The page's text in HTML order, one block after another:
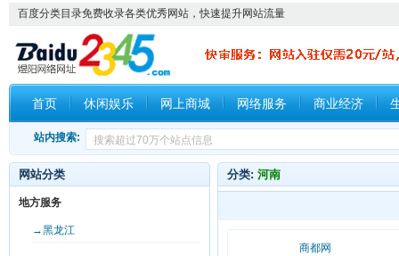
百度分类目录免费收录各类优秀网站，快速提升网站流量
首页 休闲娱乐 网上商城 网络服务 商业经济
站内搜索:
分类: 河南
商都网
网站分类
地方服务
→黑龙江